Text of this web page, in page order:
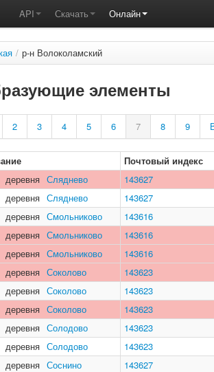
API Скачать Онлайн
/ р-н Волоколамский
элементы
2 3 4 5 6 7 8 9
Почтовый индекс
деревня Сляднево
143627
деревня Сляднево
143627
деревня Смольниково
143616
деревня Смольниково
143616
деревня Смольниково
143616
деревня Соколово
143623
деревня Соколово
143623
деревня Соколово
143623
деревня Солодово
143623
деревня Солодово
143623
деревня Соснино
143627